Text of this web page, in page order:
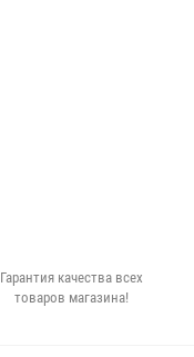
Гарантия качества всех
товаров магазина!